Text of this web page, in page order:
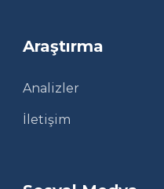
Araştırma
Analizler
İletişim